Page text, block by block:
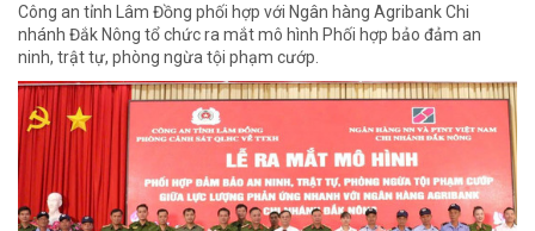
Công an tỉnh Lâm Đồng phối hợp với Ngân hàng Agribank Chi
nhánh Đắk Nông tổ chức ra mắt mô hình Phối hợp bảo đảm an
ninh, trật tự, phòng ngừa tội phạm cướp.